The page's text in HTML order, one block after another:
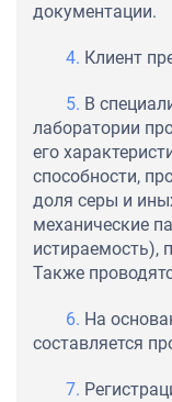
документации.
Клиент
В
лаборатории
его
способности,
доля серы и
механические
истираемость),
Также
На
составляется